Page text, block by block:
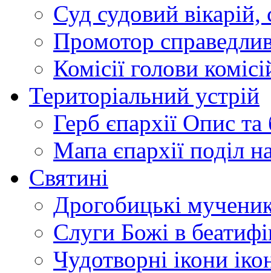
Суд судовий вікарій,
Промотор
Комісії голови
Територіальний устрій
Герб єпархії Опис та
Мапа єпархії поділ
Святині
Дрогобицькі
Слуги Божі в
Чудотворні ікони